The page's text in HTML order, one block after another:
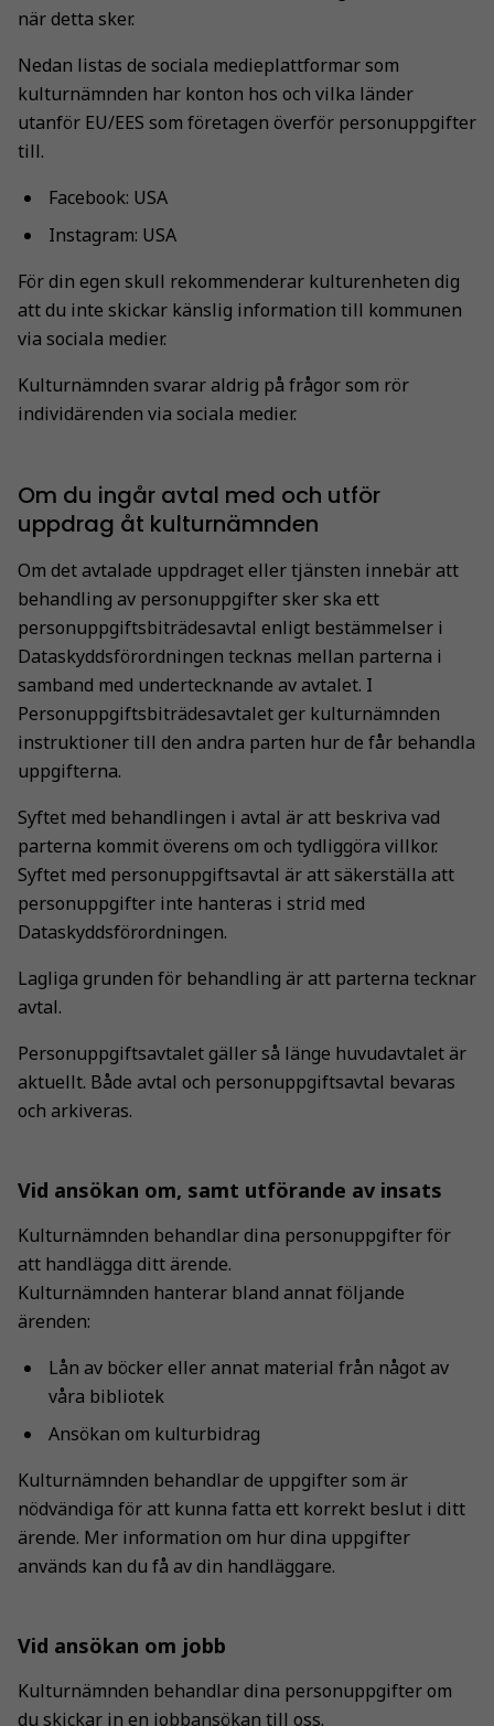
när detta sker.
Nedan listas de sociala medieplattformar som
kulturnämnden har konton hos och vilka länder
utanför EU/EES som företagen överför personuppgifter
till.
Facebook: USA
Instagram: USA
För din egen skull rekommenderar kulturenheten dig
att du inte skickar känslig information till kommunen
via sociala medier.
Kulturnämnden svarar aldrig på frågor som rör
individärenden via sociala medier.
Om du ingår avtal med och utför
uppdrag åt kulturnämnden
Om det avtalade uppdraget eller tjänsten innebär att
behandling av personuppgifter sker ska ett
personuppgiftsbiträdesavtal enligt bestämmelser i
Dataskyddsförordningen tecknas mellan parterna i
samband med undertecknande av avtalet. I
Personuppgiftsbiträdesavtalet ger kulturnämnden
instruktioner till den andra parten hur de får behandla
uppgifterna.
Syftet med behandlingen i avtal är att beskriva vad
parterna kommit överens om och tydliggöra villkor.
Syftet med personuppgiftsavtal är att säkerställa att
personuppgifter inte hanteras i strid med
Dataskyddsförordningen.
Lagliga grunden för behandling är att parterna tecknar
avtal.
Personuppgiftsavtalet gäller så länge huvudavtalet är
aktuellt. Både avtal och personuppgiftsavtal bevaras
och arkiveras.
Vid ansökan om, samt utförande av insats
Kulturnämnden behandlar dina personuppgifter för
att handlägga ditt ärende.
Kulturnämnden hanterar bland annat följande
ärenden:
Lån av böcker eller annat material från något av
våra bibliotek
Ansökan om kulturbidrag
Kulturnämnden behandlar de uppgifter som är
nödvändiga för att kunna fatta ett korrekt beslut i ditt
ärende. Mer information om hur dina uppgifter
används kan du få av din handläggare.
Vid ansökan om jobb
Kulturnämnden behandlar dina personuppgifter om
du skickar in en jobbansökan till oss.
Dessa kakor
behövs för
att hemsidan
över huvud
För att vi ska
förbättra
och
används.
Upplevelse
möjligt
under ditt